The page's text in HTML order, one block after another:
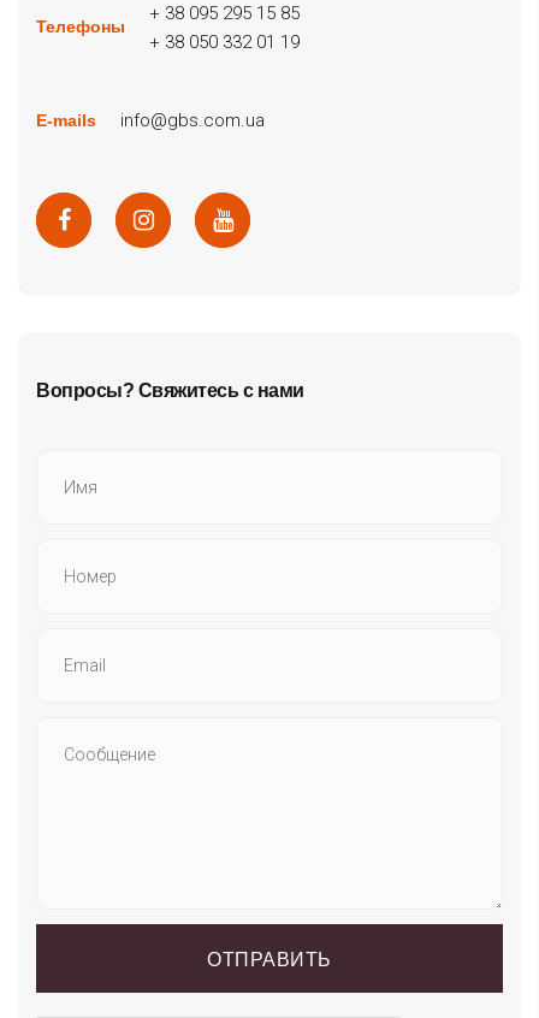
Телефоны
+ 38 095 295 15 85
+ 38 050 332 01 19
E-mails info@gbs.com.ua
Вопросы? Свяжитесь с нами